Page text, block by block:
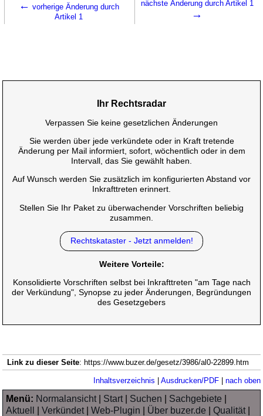
← vorherige Änderung durch
Artikel 1
nächste Änderung durch Artikel 1
→
Ihr Rechtsradar
Verpassen Sie keine gesetzlichen Änderungen
Sie werden über jede verkündete oder in Kraft tretende
Änderung per Mail informiert, sofort, wöchentlich oder in dem
Intervall, das Sie gewählt haben.
Auf Wunsch werden Sie zusätzlich im konfigurierten Abstand vor
Inkrafttreten erinnert.
Stellen Sie Ihr Paket zu überwachender Vorschriften beliebig
zusammen.
Rechtskataster - Jetzt anmelden!
Weitere Vorteile:
Konsolidierte Vorschriften selbst bei Inkrafttreten "am Tage nach
der Verkündung", Synopse zu jeder Änderungen, Begründungen
des Gesetzgebers
Link zu dieser Seite: https://www.buzer.de/gesetz/3986/al0-22899.htm
Inhaltsverzeichnis Ausdrucken/PDF| nach oben
Menü: Normalansicht| Start| Suchen Sachgebiete
Aktuell
|Verkündet|Web-Plugin Über buzer.de |Qualität|